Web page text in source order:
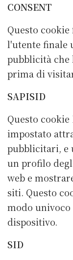
CONSENT
Questo
l'utente finale
pubblicità che
prima di
SAPISID
Questo
impostato
pubblicitari, e
un profilo
web e
siti. Questo
modo
dispositivo.
SID